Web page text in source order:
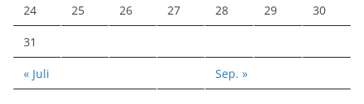
24 25 26 27 28 29 30
31
« Juli Sep. »